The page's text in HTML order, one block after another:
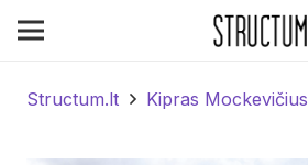
Structum.lt Kipras Mockevičius